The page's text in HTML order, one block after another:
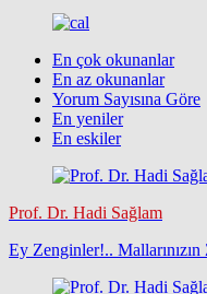
En çok okunanlar
En az okunanlar
Yorum Sayısına Göre
En yeniler
En eskiler
Prof. Dr. Hadi Sağlam
Ey Zenginler!.. Mallarınızın